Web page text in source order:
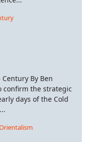
Century By Ben
confirm the strategic
days of the Cold